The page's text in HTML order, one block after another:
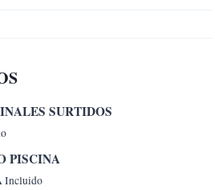
SURTIDOS
PISCINA
Incluido